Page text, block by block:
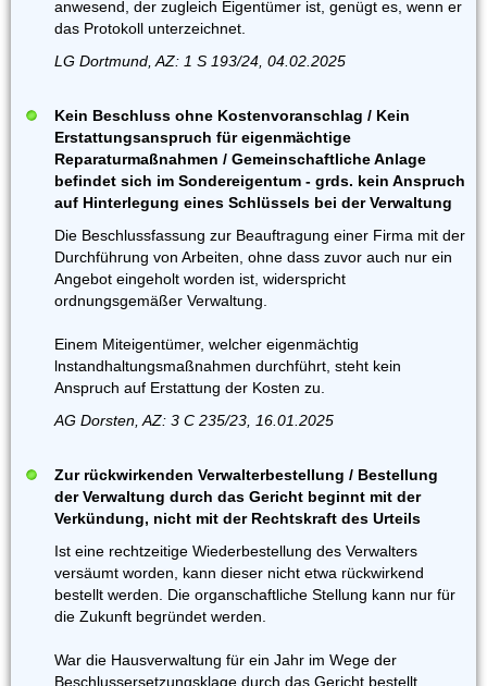
anwesend, der zugleich Eigentümer ist, genügt es, wenn er
das Protokoll unterzeichnet.
LG Dortmund, AZ: 1 S 193/24, 04.02.2025
Kein Beschluss ohne Kostenvoranschlag / Kein
Erstattungsanspruch für eigenmächtige
Reparaturmaßnahmen / Gemeinschaftliche Anlage
befindet sich im Sondereigentum - grds. kein Anspruch
auf Hinterlegung eines Schlüssels bei der Verwaltung
Die Beschlussfassung zur Beauftragung einer Firma mit der
Durchführung von Arbeiten, ohne dass zuvor auch nur ein
Angebot eingeholt worden ist, widerspricht
ordnungsgemäßer Verwaltung.
Einem Miteigentümer, welcher eigenmächtig
lnstandhaltungsmaßnahmen durchführt, steht kein
Anspruch auf Erstattung der Kosten zu.
AG Dorsten, AZ: 3 C 235/23, 16.01.2025
Zur rückwirkenden Verwalterbestellung / Bestellung
der Verwaltung durch das Gericht beginnt mit der
Verkündung, nicht mit der Rechtskraft des Urteils
Ist eine rechtzeitige Wiederbestellung des Verwalters
versäumt worden, kann dieser nicht etwa rückwirkend
bestellt werden. Die organschaftliche Stellung kann nur für
die Zukunft begründet werden.
War die Hausverwaltung für ein Jahr im Wege der
Beschlussersetzungsklage durch das Gericht bestellt